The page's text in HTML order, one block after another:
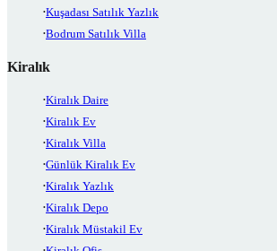
Kuşadası Satılık Yazlık
Bodrum Satılık Villa
Kiralık
Kiralık Daire
Kiralık Ev
Kiralık Villa
Günlük Kiralık Ev
Kiralık Yazlık
Kiralık Depo
Kiralık Müstakil Ev